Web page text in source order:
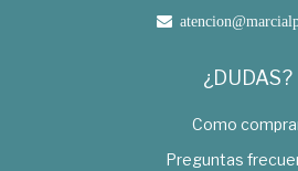
¿DUDAS?
Como
Preguntas